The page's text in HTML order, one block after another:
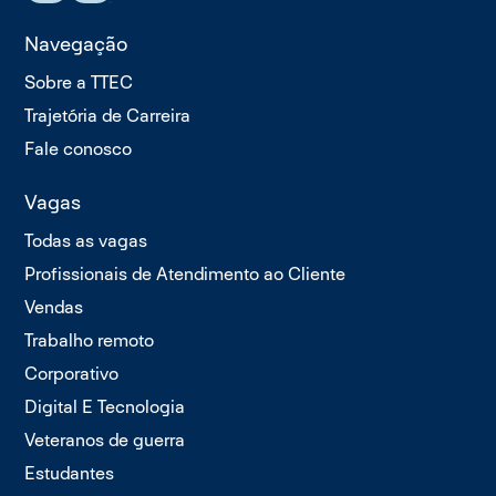
Navegação
Sobre a TTEC
Trajetória de Carreira
Fale conosco
Vagas
Todas as vagas
Profissionais de Atendimento ao Cliente
Vendas
Trabalho remoto
Corporativo
Digital E Tecnologia
Veteranos de guerra
Estudantes